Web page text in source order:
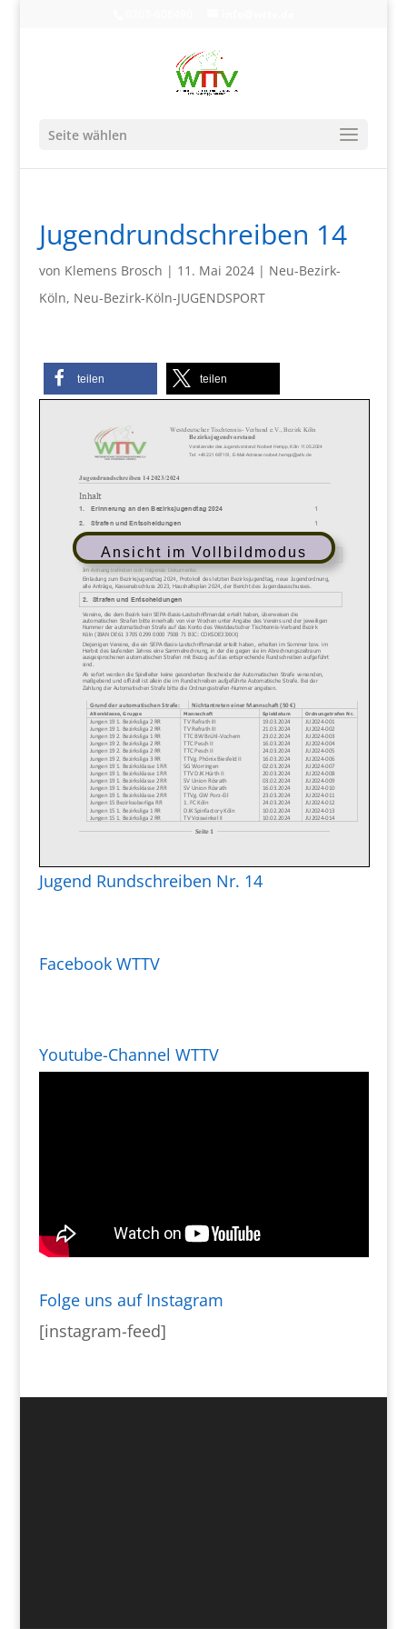
Seite wählen
Jugendrundschreiben 14
von Klemens Brosch | 11. Mai 2024| Neu-Bezirk-
Köln, Neu-Bezirk-Köln-JUGENDSPORT
teilen teilen
Ansicht im Vollbildmodus
Jugend Rundschreiben Nr. 14
Facebook WTTV
Youtube-Channel WTTV
Folge uns auf Instagram
[instagram-feed]